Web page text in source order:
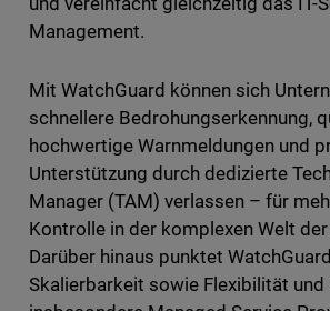
Management.
Mit WatchGuard können sich
schnellere Bedrohungserkennung,
hochwertige Warnmeldungen und
Unterstützung durch dedizierte
Manager (TAM) verlassen – für
Kontrolle in der komplexen Welt
Darüber hinaus punktet
Skalierbarkeit sowie Flexibilität und